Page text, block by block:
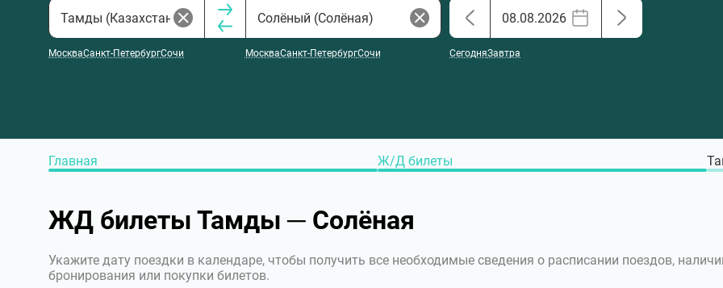
МоскваСанкт-ПетербургСочи МоскваСанкт-ПетербургСочи СегодняЗавтра
Главная Ж/Д билеты
ЖД билеты Тамды ─ Солёная
Укажите дату поездки в календаре, чтобы получить все необходимые сведения о расписании поездов,
бронирования или покупки билетов.